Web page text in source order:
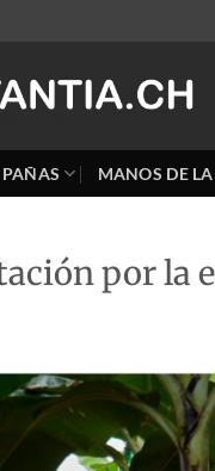
MANOS DE
por la